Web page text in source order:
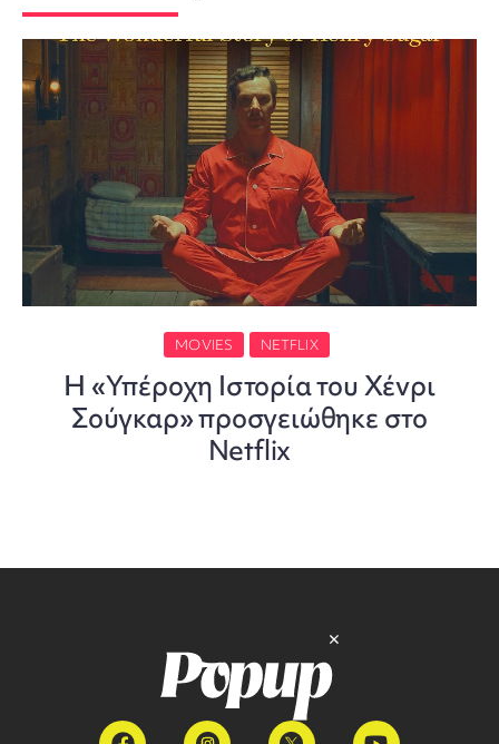
MOVIES NETFLIX
Η «Υπέροχη Ιστορία του Χένρι
Σούγκαρ» προσγειώθηκε στο
Netflix